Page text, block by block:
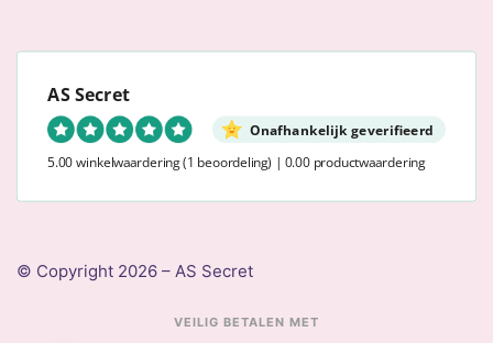
AS Secret
Onafhankelijk geverifieerd
5.00 winkelwaardering(1 beoordeling) | 0.00 productwaardering
© Copyright 2026 – AS Secret
VEILIG BETALEN MET